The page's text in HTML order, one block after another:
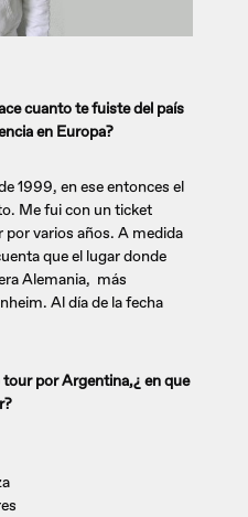
cuanto te fuiste del país
en Europa?
1999, en ese entonces el
Me fui con un ticket
por varios años. A medida
que el lugar donde
Alemania, más
Al día de la fecha
por Argentina,¿ en que